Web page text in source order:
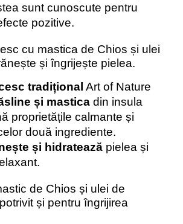
sunt cunoscute pentru
pozitive.
cu mastica de Chios și ulei
și îngrijește pielea.
tradițional Art of Nature
și mastica din insula
proprietățile calmante și
două ingrediente.
și hidratează pielea și
de Chios și ulei de
și pentru îngrijirea